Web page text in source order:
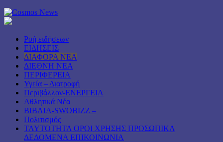
Ροή ειδήσεων
ΕΙΔΗΣΕΙΣ
ΔΙΑΦΟΡΑ ΝΕΑ
ΔΙΕΘΝΗ ΝΕΑ
ΠΕΡΙΦΕΡΕΙΑ
Υγεία – Διατροφή
Περιβάλλον-ΕΝΕΡΓΕΙΑ
Αθλητικά Νέα
ΒΙΒΛΙΑ-SWOBIZZ –
Πολιτισμός
TAYTOTHTA ΟΡΟΙ ΧΡΗΣΗΣ ΠΡΟΣΩΠΙΚΑ
ΔΕΔΟΜΕΝΑ ΕΠΙΚΟΙΝΩΝΙΑ